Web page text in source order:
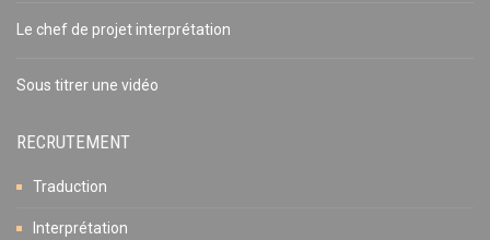
Le chef de projet interprétation
Sous titrer une vidéo
RECRUTEMENT
Traduction
Interprétation